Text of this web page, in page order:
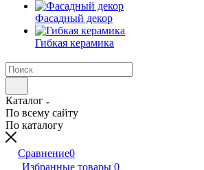
Фасадный декор
Гибкая керамика
Каталог
По всему сайту
По каталогу
Сравнение0
Избранные товары 0